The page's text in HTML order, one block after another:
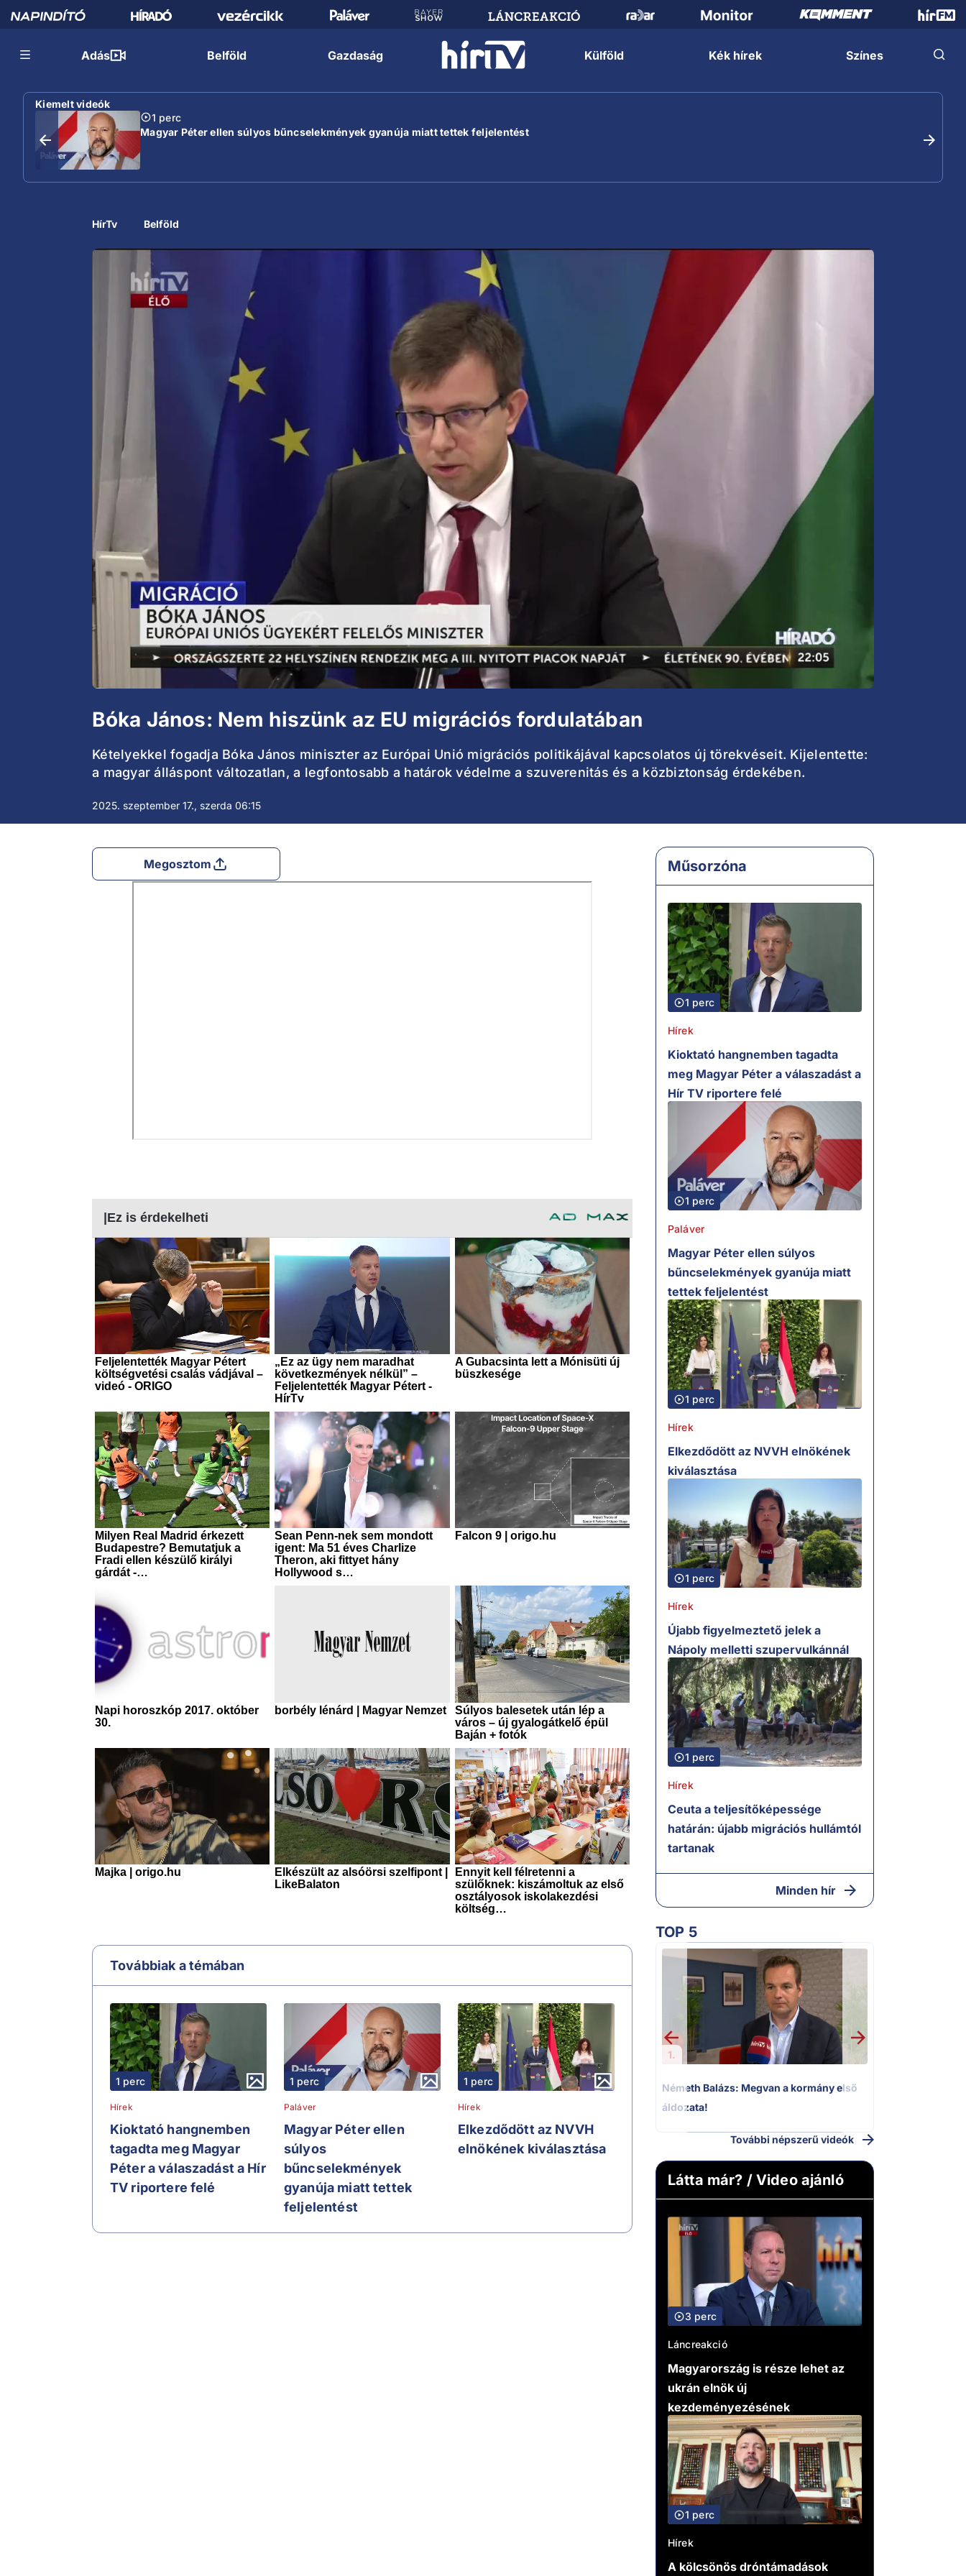
Adás Belföld Gazdaság Külföld Kék hírek Színes
Kiemelt videók
1 perc
Magyar Péter ellen súlyos bűncselekmények gyanúja miatt tettek feljelentést
HírTv Belföld
Bóka János: Nem hiszünk az EU migrációs fordulatában
Kételyekkel fogadja Bóka János miniszter az Európai Unió migrációs politikájával kapcsolatos új törekvéseit. Kijelentette:
a magyar álláspont változatlan, a legfontosabb a határok védelme a szuverenitás és a közbiztonság érdekében.
2025. szeptember 17., szerda 06:15
Megosztom
Továbbiak a témában
1 perc
Hírek
Kioktató hangnemben
tagadta meg Magyar
Péter a válaszadást a Hír
TV riportere felé
1 perc
Paláver
Magyar Péter ellen
súlyos
bűncselekmények
gyanúja miatt tettek
feljelentést
1 perc
Hírek
Elkezdődött az NVVH
elnökének kiválasztása
Műsorzóna
1 perc
Hírek
Kioktató hangnemben tagadta
meg Magyar Péter a válaszadást a
Hír TV riportere felé
1 perc
Paláver
Magyar Péter ellen súlyos
bűncselekmények gyanúja miatt
tettek feljelentést
1 perc
Hírek
Elkezdődött az NVVH elnökének
kiválasztása
1 perc
Hírek
Újabb figyelmeztető jelek a
Nápoly melletti szupervulkánnál
1 perc
Hírek
Ceuta a teljesítőképessége
határán: újabb migrációs hullámtól
tartanak
Minden hír
TOP 5
1.
Németh Balázs: Megvan a kormány első
áldozata!
További népszerű videók
Látta már? / Video ajánló
3 perc
Láncreakció
Magyarország is része lehet az
ukrán elnök új
kezdeményezésének
1 perc
Hírek
A kölcsönös dróntámadások